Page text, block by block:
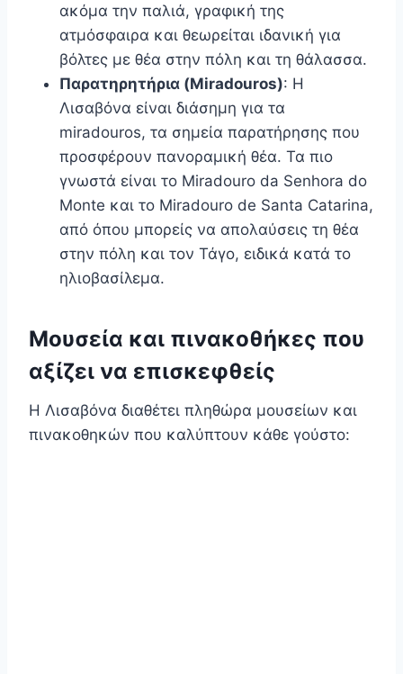
ακόμα την παλιά, γραφική της
ατμόσφαιρα και θεωρείται ιδανική για
βόλτες με θέα στην πόλη και τη θάλασσα.
Παρατηρητήρια (Miradouros): Η
Λισαβόνα είναι διάσημη για τα
miradouros, τα σημεία παρατήρησης που
προσφέρουν πανοραμική θέα. Τα πιο
γνωστά είναι το Miradouro da Senhora do
Monte και το Miradouro de Santa Catarina,
από όπου μπορείς να απολαύσεις τη θέα
στην πόλη και τον Τάγο, ειδικά κατά το
ηλιοβασίλεμα.
Μουσεία και πινακοθήκες που
αξίζει να επισκεφθείς
Η Λισαβόνα διαθέτει πληθώρα μουσείων και
πινακοθηκών που καλύπτουν κάθε γούστο: